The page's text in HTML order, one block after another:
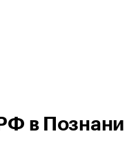
в Познани